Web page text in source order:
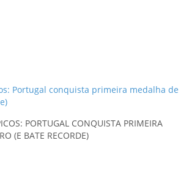
PORTUGAL CONQUISTA PRIMEIRA
(E BATE RECORDE)